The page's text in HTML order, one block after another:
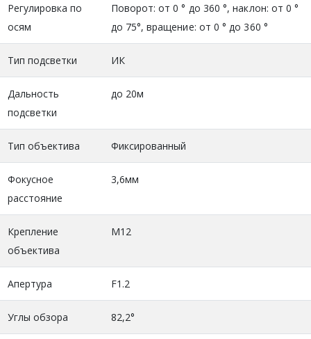
Регулировка по
осям
Поворот: от 0 ° до 360 °, наклон: от 0 °
до 75°, вращение: от 0 ° до 360 °
Тип подсветки ИК
Дальность
подсветки
до 20м
Тип объектива Фиксированный
Фокусное
расстояние
3,6мм
Крепление
объектива
М12
Апертура F1.2
Углы обзора 82,2°